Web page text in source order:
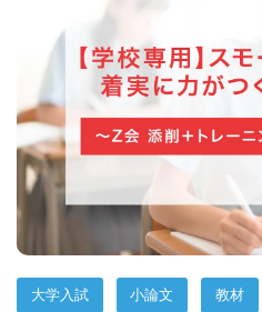
ー
ジ。
学
校
大学入試 小論文 教材